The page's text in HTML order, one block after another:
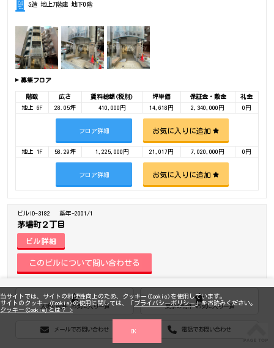
当サイトでは、サイトの利便性向上のため、クッキー(Cookie)を使用しています。
サイトのクッキー(Cookie)の使用に関しては、「プライバシーポリシー 」をお読みください。
クッキー(Cookie)とは？ >
OK
大阪の物件 お気に入り一覧 東京の物件 お気に入り一覧
メールでお問い合わせ 電話でお問い合わせ
S造 地上7階建 地下0階
募集フロア
階数 広さ 賃料総額(税別) 坪単価 保証金・敷金
礼金
地上 6F
28.05坪 410,000円 14,618円 2,340,000円 0円
フロア詳細 お気に入りに追加
地上 1F 58.29坪 1,225,000円 21,017円 7,020,000円 0円
フロア詳細 お気に入りに追加
ビルID-3182 築年-2001/1
茅場町２丁目
ビル詳細
ワンフロアワンテナント 駅上駅近 新耐震